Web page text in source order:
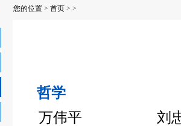
您的位置 > 首页 > >
哲学
万伟平
刘